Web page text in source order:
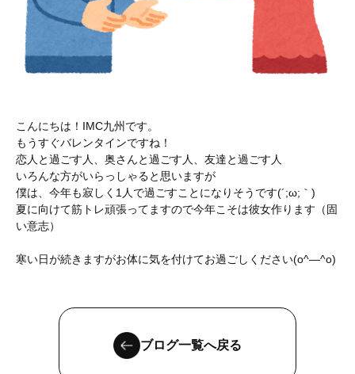
こんにちは！IMC九州です。
もうすぐバレンタインですね！
恋人と過ごす人、奥さんと過ごす人、友達と過ごす人
いろんな方がいらっしゃると思いますが
僕は、今年も寂しく1人で過ごすことになりそうです(´;ω;｀)
夏に向けて筋トレ頑張ってますので今年こそは彼女作ります（固
い意志）
寒い日が続きますがお体に気を付けてお過ごしください(o^―^o)
ブログ一覧へ戻る